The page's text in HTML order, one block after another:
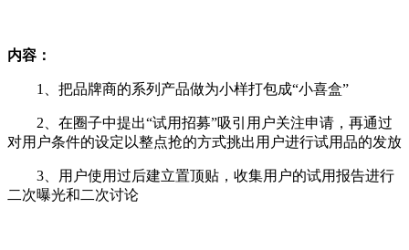
内容：
1、把品牌商的系列产品做为小样打包成“小喜盒”
2、在圈子中提出“试用招募”吸引用户关注申请，再通过
对用户条件的设定以整点抢的方式挑出用户进行试用品的发放
3、用户使用过后建立置顶贴，收集用户的试用报告进行
二次曝光和二次讨论